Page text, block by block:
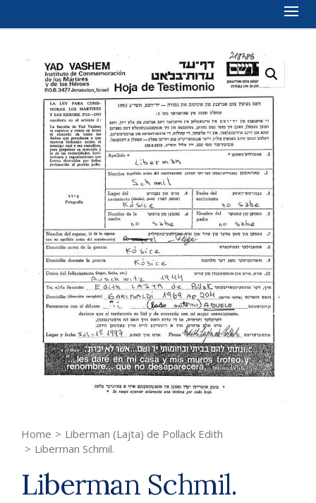
Home > Liberman (Lajta) de Pollack Edith
> Liberman Schmil.
Liberman Schmil.